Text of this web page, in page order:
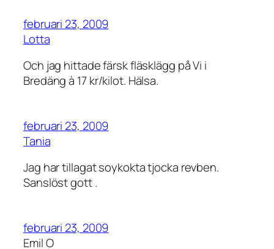
februari 23, 2009
Lotta
Och jag hittade färsk fläsklägg på Vi i
Bredäng à 17 kr/kilot. Hälsa.
februari 23, 2009
Tania
Jag har tillagat soykokta tjocka revben.
Sanslöst gott .
februari 23, 2009
Emil O